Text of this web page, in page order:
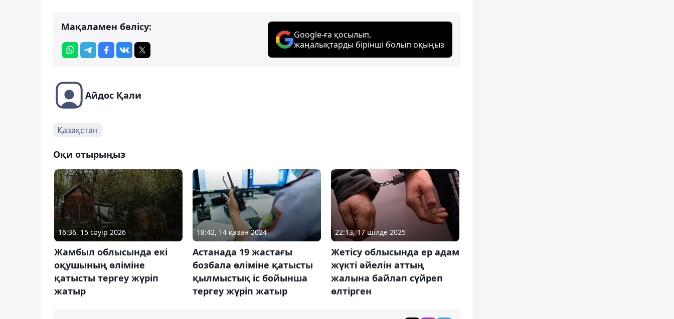
Мақаламен бөлісу:
Google-ға қосылып,
жаңалықтарды бірінші болып оқыңыз
Айдос Қали
Қазақстан
Оқи отырыңыз
16:36, 15 сәуір 2026
Жамбыл облысында екі
оқушының өліміне
қатысты тергеу жүріп
жатыр
18:42, 14 қазан 2024
Астанада 19 жастағы
бозбала өліміне қатысты
қылмыстық іс бойынша
тергеу жүріп жатыр
22:13, 17 шілде 2025
Жетісу облысында ер адам
жүкті әйелін аттың
жалына байлап сүйреп
өлтірген